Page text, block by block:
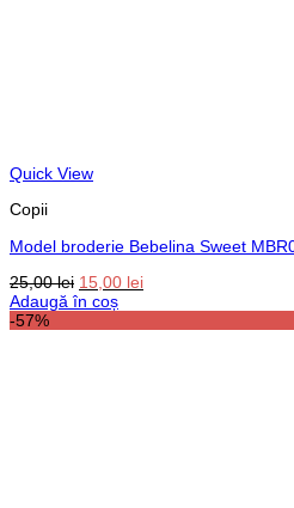
Quick View
Copii
Model broderie Bebelina Sweet
25,00lei Prețul
inițial
15,00 leiPrețul
Adaugă în coș
-57%